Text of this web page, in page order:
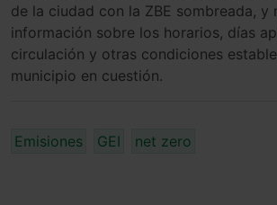
de la ciudad con la ZBE sombreada, y
información sobre los horarios, días
circulación y otras condiciones
municipio en cuestión.
Emisiones GEI net zero